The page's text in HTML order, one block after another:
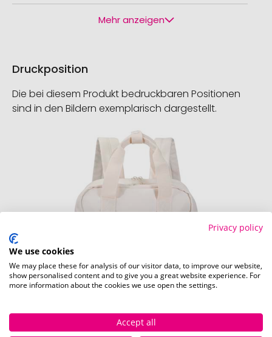
Mehr anzeigen
Druckposition
Die bei diesem Produkt bedruckbaren Positionen
sind in den Bildern exemplarisch dargestellt.
Privacy policy
We use cookies
We may place these for analysis of our visitor data, to improve our website,
show personalised content and to give you a great website experience. For
more information about the cookies we use open the settings.
Accept all